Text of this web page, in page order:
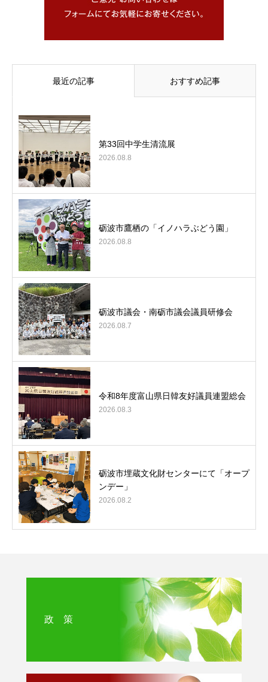
最近の記事 おすすめ記事
第33回中学生清流展
2026.08.8
砺波市鷹栖の「イノハラぶどう園」
2026.08.8
砺波市議会・南砺市議会議員研修会
2026.08.7
令和8年度富山県日韓友好議員連盟総会
2026.08.3
砺波市埋蔵文化財センターにて「オープ
ンデー」
2026.08.2
政 策